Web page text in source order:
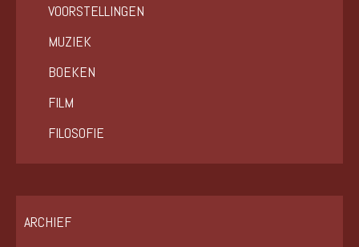
VOORSTELLINGEN
MUZIEK
BOEKEN
FILM
FILOSOFIE
ARCHIEF